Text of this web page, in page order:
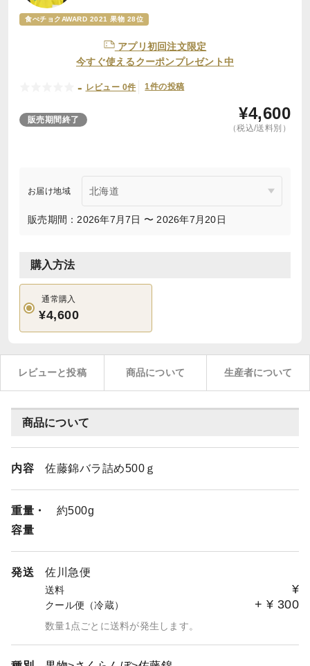
食べチョクAWARD 2021 果物 28位
アプリ初回注文限定
今すぐ使えるクーポンプレゼント中
- レビュー 0件 1件の投稿
販売期間終了 ¥4,600
（税込/送料別）
お届け地域
販売期間：2026年7月7日 〜 2026年7月20日
購入方法
通常購入
¥4,600
レビューと投稿 商品について 生産者について
商品について
内容 佐藤錦バラ詰め500ｇ
重量・
容量
約500g
発送 佐川急便
送料 ¥
クール便（冷蔵） + ¥ 300
数量1点ごとに送料が発生します。